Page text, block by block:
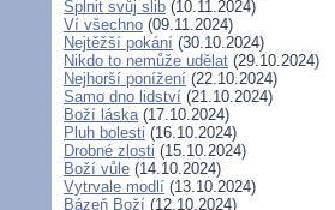
Splnit svůj slib (10.11.2024)
Ví všechno (09.11.2024)
Nejtěžší pokání (30.10.2024)
Nikdo to nemůže udělat (29.10.2024)
Nejhorší ponížení (22.10.2024)
Samo dno lidství (21.10.2024)
Boží láska(17.10.2024)
Pluh bolesti (16.10.2024)
Drobné zlosti (15.10.2024)
Boží vůle (14.10.2024)
Vytrvale modlí (13.10.2024)
Bázeň Boží (12.10.2024)